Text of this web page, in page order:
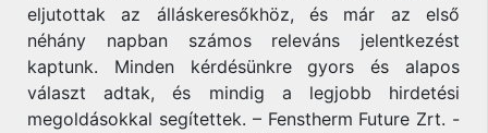
eljutottak az álláskeresőkhöz, és már az első
néhány napban számos releváns jelentkezést
kaptunk. Minden kérdésünkre gyors és alapos
választ adtak, és mindig a legjobb hirdetési
megoldásokkal segítettek. – Fenstherm Future Zrt. -